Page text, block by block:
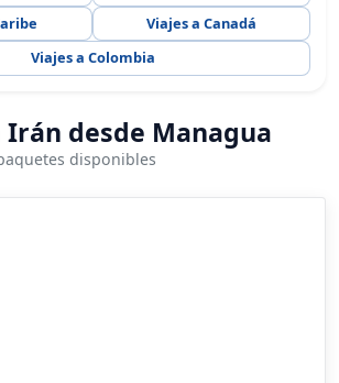
Viajes a Canadá
Viajes a Colombia
Irán desde Managua
disponibles